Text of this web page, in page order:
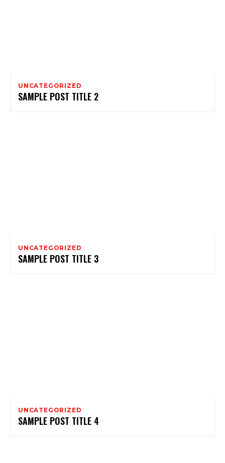
UNCATEGORIZED
SAMPLE POST TITLE 2
UNCATEGORIZED
SAMPLE POST TITLE 3
UNCATEGORIZED
SAMPLE POST TITLE 4